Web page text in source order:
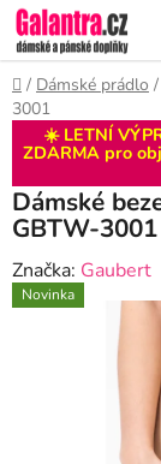
Přejít
na
obsah
Domů
/ Dámské prádlo /
3001
☀️ LETNÍ
ZDARMA pro
Dámské
GBTW-3001
Značka: Gaubert
Novinka